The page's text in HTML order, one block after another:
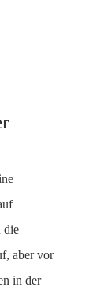
die
aber vor
in der